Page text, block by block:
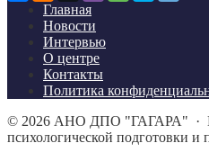
Главная
Новости
Интервью
О центре
Контакты
Политика
© 2026 АНО ДПО "ГАГАРА" ·
психологической подготовки